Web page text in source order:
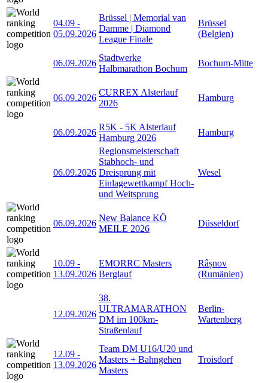
04.09 -
05.09.2026
Brüssel | Memorial van
Damme | Diamond
League Finale
Brüssel
(Belgien)
06.09.2026
Stadtwerke
Halbmarathon Bochum
Bochum-Mitte
06.09.2026
CURREX Alsterlauf
2026
Hamburg
06.09.2026
R5K - 5K Alsterlauf
Hamburg 2026
Hamburg
06.09.2026
Regionsmeisterschaft
Stabhoch- und
Dreisprung mit
Einlagewettkampf Hoch-
und Weitsprung
Wesel
06.09.2026
New Balance KÖ
MEILE 2026
Düsseldorf
10.09 -
13.09.2026
EMORRC Masters
Berglauf
Râșnov
(Rumänien)
12.09.2026
38.
ULTRAMARATHON
DM im 100km-
Straßenlauf
Berlin-
Wartenberg
12.09 -
13.09.2026
Team DM U16/U20 und
Masters + Bahngehen
Masters
Troisdorf